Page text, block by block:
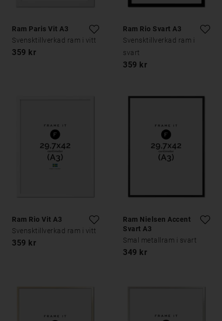
Ram Paris Vit A3
Svensktillverkad ram i vitt
359 kr
Ram Rio Svart A3
Svensktillverkad ram i
svart
359 kr
Ram Rio Vit A3
Svensktillverkad ram i vitt
359 kr
Ram Nielsen Accent
Svart A3
Smal metallram i svart
349 kr